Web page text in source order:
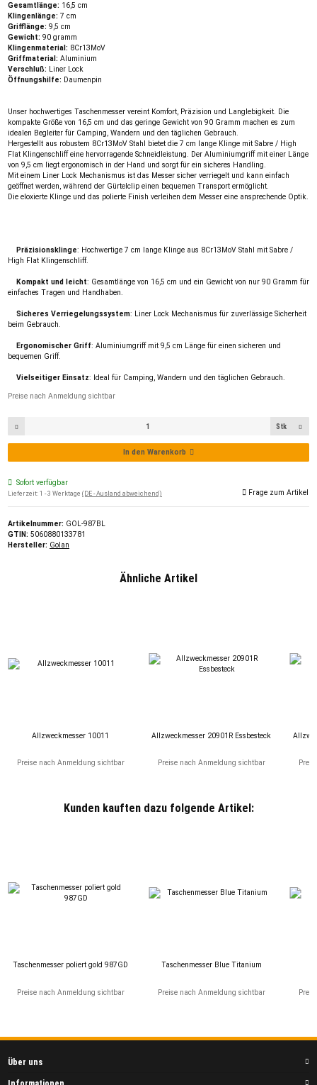
Gesamtlänge: 16,5 cm
Klingenlänge: 7 cm
Grifflänge: 9,5 cm
Gewicht: 90 gramm
Klingenmaterial: 8Cr13MoV
Griffmaterial: Aluminium
Verschluß: Liner Lock
Öffnungshilfe: Daumenpin
Unser hochwertiges Taschenmesser vereint Komfort, Präzision und Langlebigkeit. Die
kompakte Größe von 16,5 cm und das geringe Gewicht von 90 Gramm machen es zum
idealen Begleiter für Camping, Wandern und den täglichen Gebrauch.
Hergestellt aus robustem 8Cr13MoV Stahl bietet die 7 cm lange Klinge mit Sabre / High
Flat Klingenschliff eine hervorragende Schneidleistung. Der Aluminiumgriff mit einer Länge
von 9,5 cm liegt ergonomisch in der Hand und sorgt für ein sicheres Handling.
Mit einem Liner Lock Mechanismus ist das Messer sicher verriegelt und kann einfach
geöffnet werden, während der Gürtelclip einen bequemen Transport ermöglicht.
Die eloxierte Klinge und das polierte Finish verleihen dem Messer eine ansprechende Optik.
Präzisionsklinge: Hochwertige 7 cm lange Klinge aus 8Cr13MoV Stahl mit Sabre /
High Flat Klingenschliff.
Kompakt und leicht: Gesamtlänge von 16,5 cm und ein Gewicht von nur 90 Gramm für
einfaches Tragen und Handhaben.
Sicheres Verriegelungssystem: Liner Lock Mechanismus für zuverlässige Sicherheit
beim Gebrauch.
Ergonomischer Griff: Aluminiumgriff mit 9,5 cm Länge für einen sicheren und
bequemen Griff.
Vielseitiger Einsatz: Ideal für Camping, Wandern und den täglichen Gebrauch.
Preise nach Anmeldung sichtbar
Stk
In den Warenkorb
Sofort verfügbar
Lieferzeit: 1 - 3 Werktage (DE - Ausland abweichend) Frage zum Artikel
Artikelnummer: GOL-987BL
GTIN: 5060880133781
Hersteller: Golan
Ähnliche Artikel
Allzweckmesser 10011
Preise nach Anmeldung sichtbar
Allzweckmesser 20901R Essbesteck
Preise nach Anmeldung sichtbar
Kunden kauften dazu folgende Artikel:
Taschenmesser poliert gold 987GD
Preise nach Anmeldung sichtbar
Taschenmesser Blue Titanium
Preise nach Anmeldung sichtbar
Über uns